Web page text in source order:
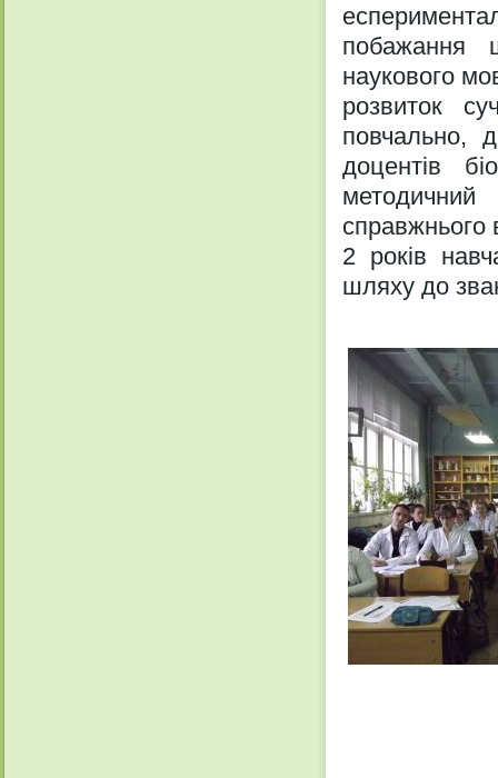
побажання
наукового
розвиток
повчально,
доцентів
справжнього
2 років
шляху до